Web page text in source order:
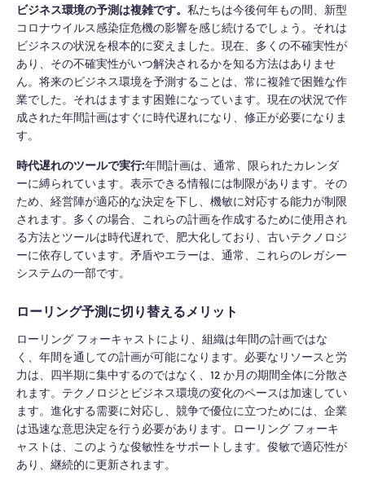
ビジネス環境の予測は複雑です。 私たちは今後何年もの間、新型
コロナウイルス感染症危機の影響を感じ続けるでしょう。それは
ビジネスの状況を根本的に変えました。現在、多くの不確実性が
あり、その不確実性がいつ解決されるかを知る方法はありませ
ん。将来のビジネス環境を予測することは、常に複雑で困難な作
業でした。それはますます困難になっています。現在の状況で作
成された年間計画はすぐに時代遅れになり、修正が必要になりま
す。
時代遅れのツールで実行:年間計画は、通常、限られたカレンダ
ーに縛られています。表示できる情報には制限があります。その
ため、経営陣が適応的な決定を下し、機敏に対応する能力が制限
されます。多くの場合、これらの計画を作成するために使用され
る方法とツールは時代遅れで、肥大化しており、古いテクノロジ
ーに依存しています。矛盾やエラーは、通常、これらのレガシー
システムの一部です。
ローリング予測に切り替えるメリット
ローリング フォーキャストにより、組織は年間の計画ではな
く、年間を通しての計画が可能になります。必要なリソースと労
力は、四半期に集中するのではなく、12 か月の期間全体に分散さ
れます。テクノロジとビジネス環境の変化のペースは加速してい
ます。進化する需要に対応し、競争で優位に立つためには、企業
は迅速な意思決定を行う必要があります。ローリング フォーキ
ャストは、このような俊敏性をサポートします。俊敏で適応性が
あり、継続的に更新されます。